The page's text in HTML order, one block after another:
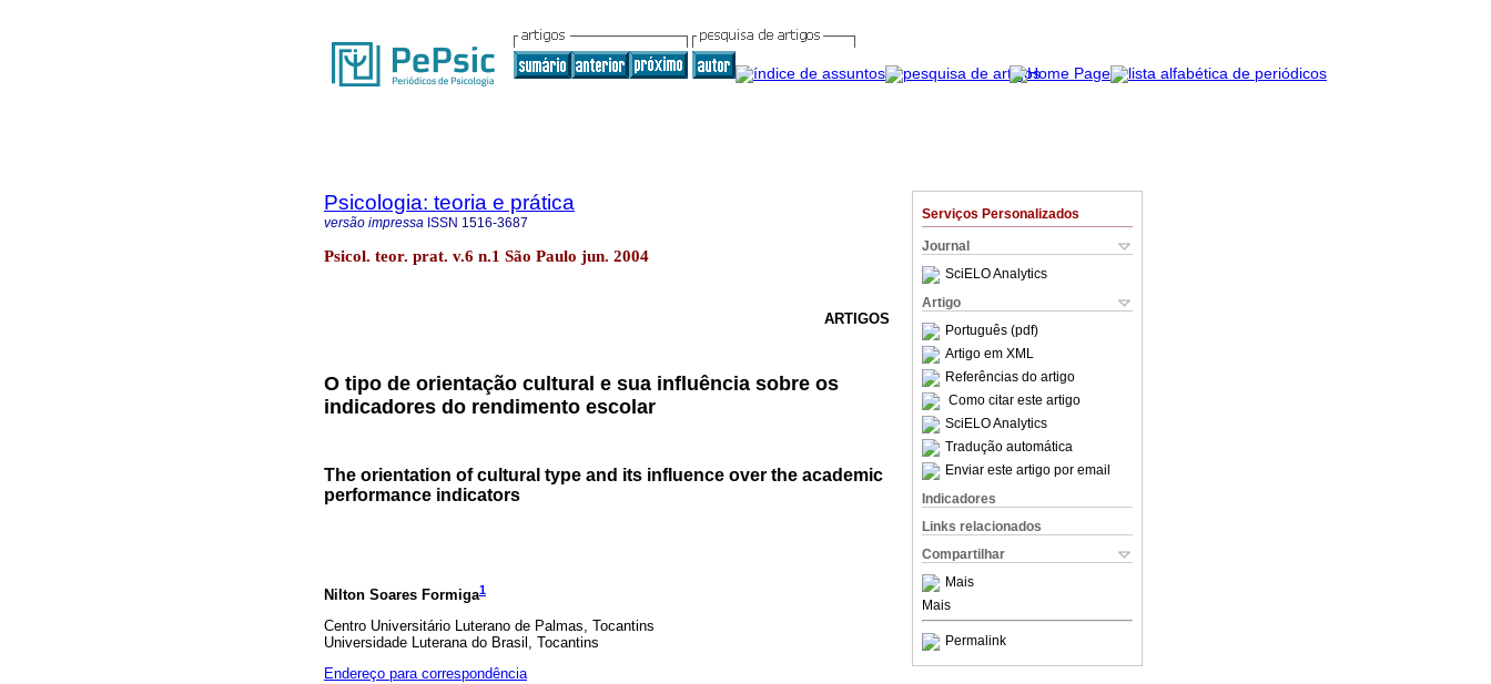
Serviços Personalizados
Journal
SciELO Analytics
Artigo
Português (pdf)
Artigo em XML
Referências do artigo
Como citar este artigo
SciELO Analytics
Tradução automática
Enviar este artigo por email
Indicadores
Links relacionados
Compartilhar
Mais
Mais
Permalink
Psicologia: teoria e prática
versão impressa ISSN 1516-3687
Psicol. teor. prat. v.6 n.1 São Paulo jun. 2004
ARTIGOS
O tipo de orientação cultural e sua influência sobre os
indicadores do rendimento escolar
The orientation of cultural type and its influence over the academic
performance indicators
Nilton Soares Formiga1
Centro Universitário Luterano de Palmas, Tocantins
Universidade Luterana do Brasil, Tocantins
Endereço para correspondência